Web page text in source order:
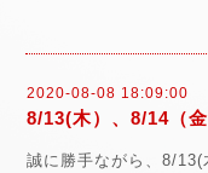
2020-08-08 18:09:00
8/13(木）、8/14（
誠に勝手ながら、8/